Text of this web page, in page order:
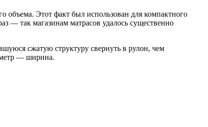
объема. Этот факт был использован для компактного
— так магазинам матрасов удалось существенно
сжатую структуру свернуть в рулон, чем
— ширина.